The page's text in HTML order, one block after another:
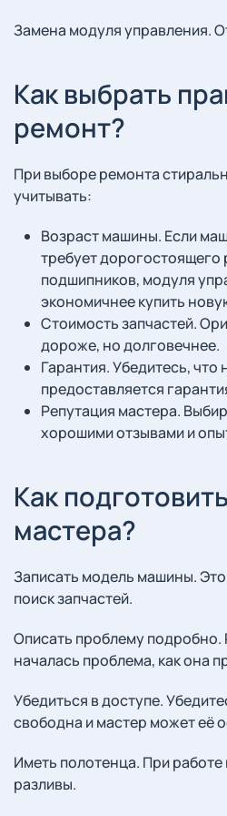
Замена модуля управления.
Как выбрать
ремонт?
При выборе ремонта
учитывать:
Возраст машины. Если
требует
подшипников, модуля
экономичнее купить
Стоимость запчастей.
дороже, но долговечнее.
Гарантия. Убедитесь, что
предоставляется
Репутация мастера.
хорошими отзывами и
Как
мастера?
Записать модель машины.
поиск запчастей.
Описать проблему подробно.
началась проблема, как она
Убедиться в доступе.
свободна и мастер может её
Иметь полотенца. При
разливы.